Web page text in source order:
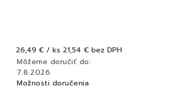
26,49 € / ks 21,54 € bez DPH
Môžeme doručiť do:
7.8.2026
Možnosti doručenia